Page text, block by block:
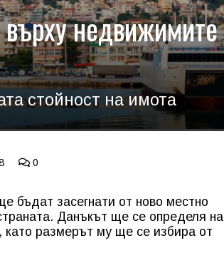
недвижимите
стойност на имота
0
бъдат засегнати от ново местно
Данъкът ще се определя на
като размерът му ще се избира от